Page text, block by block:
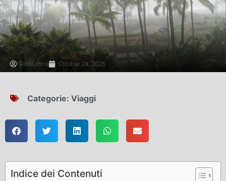
Redazione Ottobre 29, 2025
Categorie: Viaggi
Indice dei Contenuti